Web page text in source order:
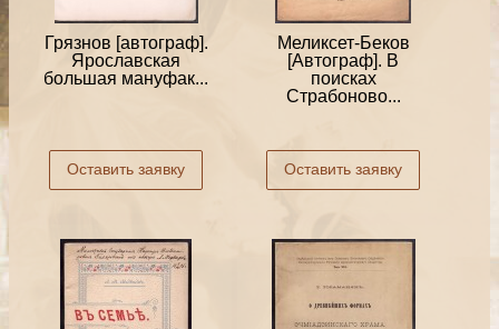
Грязнов [автограф].
Ярославская
большая мануфак...
Оставить заявку
Меликсет-Беков
[Автограф]. В
поисках
Страбоново...
Оставить заявку